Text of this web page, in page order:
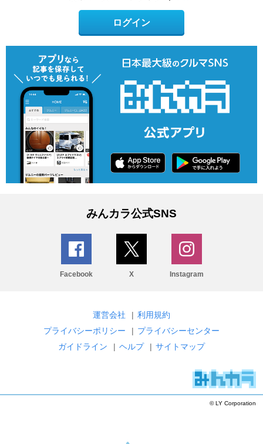
ログイン
みんカラ公式SNS
Facebook X Instagram
運営会社 | 利用規約
プライバシーポリシー
| プライバシーセンター
ガイドライン
| ヘルプ | サイトマップ
© LY Corporation